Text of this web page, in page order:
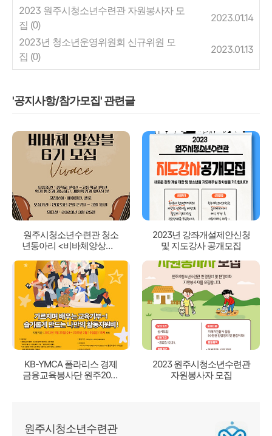
2023 원주시청소년수련관 자원봉사자 모
집 (0)
2023.01.14
2023년 청소년운영위원회 신규위원 모
집 (0)
2023.01.13
'공지사항/참가모집' 관련글
원주시청소년수련관 청소
년동아리 <비바체앙상블>
2023년 강좌개설제안신청
및 지도강사 공개모집
KB-YMCA 폴라리스 경제
금융교육봉사단 원주20기
2023 원주시청소년수련관
자원봉사자 모집
원주시청소년수련관